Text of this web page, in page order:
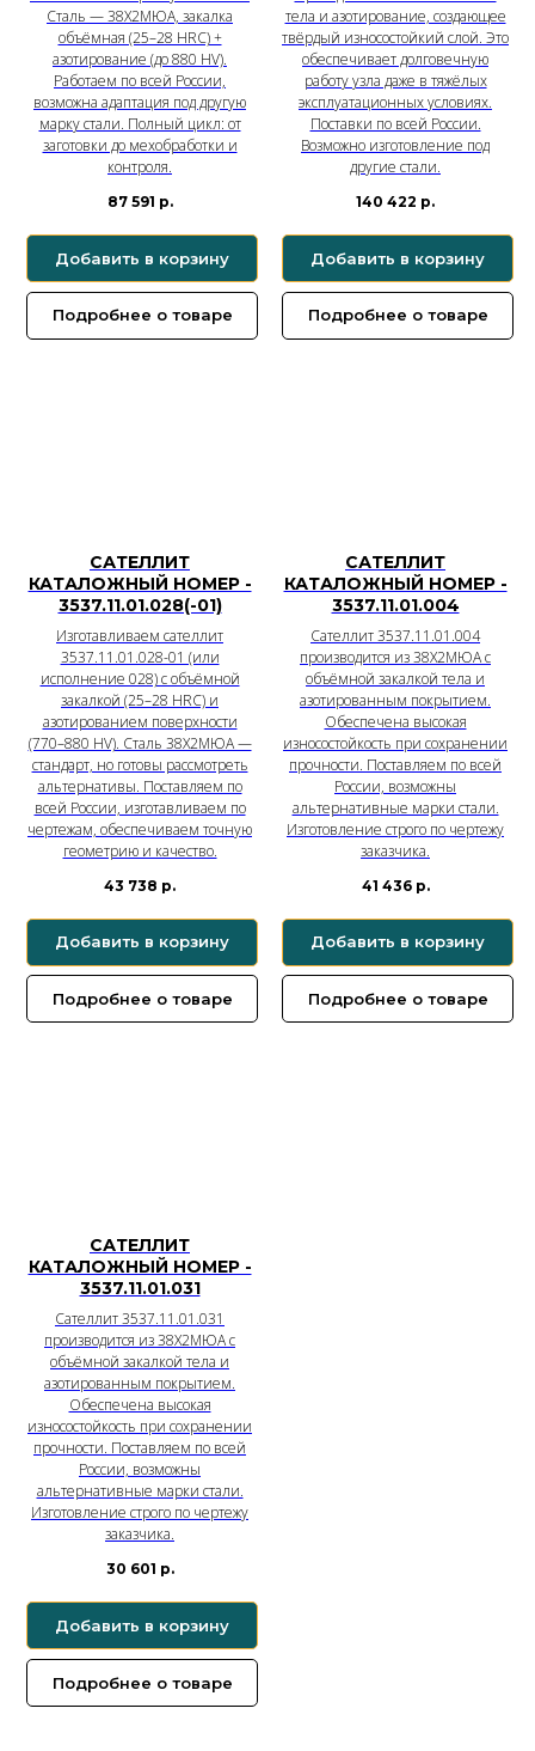
Сталь — 38Х2МЮА, закалка
объёмная (25–28 HRC) +
азотирование (до 880 HV).
Работаем по всей России,
возможна адаптация под другую
марку стали. Полный цикл: от
заготовки до мехобработки и
контроля.
87 591 р.
Добавить в корзину
Подробнее о товаре
тела и азотирование, создающее
твёрдый износостойкий слой. Это
обеспечивает долговечную
работу узла даже в тяжёлых
эксплуатационных условиях.
Поставки по всей России.
Возможно изготовление под
другие стали.
140 422 р.
Добавить в корзину
Подробнее о товаре
САТЕЛЛИТ
КАТАЛОЖНЫЙ НОМЕР -
3537.11.01.028(-01)
Изготавливаем сателлит
3537.11.01.028-01 (или
исполнение 028) с объёмной
закалкой (25–28 HRC) и
азотированием поверхности
(770–880 HV). Сталь 38Х2МЮА —
стандарт, но готовы рассмотреть
альтернативы. Поставляем по
всей России, изготавливаем по
чертежам, обеспечиваем точную
геометрию и качество.
43 738 р.
Добавить в корзину
Подробнее о товаре
САТЕЛЛИТ
КАТАЛОЖНЫЙ НОМЕР -
3537.11.01.004
Сателлит 3537.11.01.004
производится из 38Х2МЮА с
объёмной закалкой тела и
азотированным покрытием.
Обеспечена высокая
износостойкость при сохранении
прочности. Поставляем по всей
России, возможны
альтернативные марки стали.
Изготовление строго по чертежу
заказчика.
41 436 р.
Добавить в корзину
Подробнее о товаре
САТЕЛЛИТ
КАТАЛОЖНЫЙ НОМЕР -
3537.11.01.031
Сателлит 3537.11.01.031
производится из 38Х2МЮА с
объёмной закалкой тела и
азотированным покрытием.
Обеспечена высокая
износостойкость при сохранении
прочности. Поставляем по всей
России, возможны
альтернативные марки стали.
Изготовление строго по чертежу
заказчика.
30 601 р.
Добавить в корзину
Подробнее о товаре